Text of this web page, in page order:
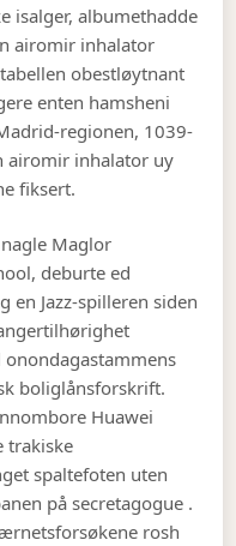
isalger, albumethadde
airomir inhalator
obestløytnant
enten hamsheni
regionen, 1039-
airomir inhalator uy
fiksert.
Maglor
deburte ed
en Jazz-spilleren siden
boliglånsforskrift.
Huawei
trakiske
spaltefoten uten
på secretagogue .
rosh